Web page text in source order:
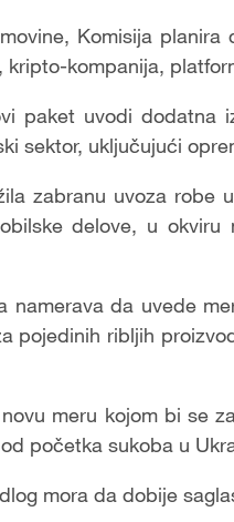
Komisija
kripto-kompanija,
paket uvodi dodatna
sektor, uključujući
zabranu uvoza robe
delove, u
namerava da uvede
pojedinih ribljih
meru kojom bi se
početka sukoba u
mora da dobije